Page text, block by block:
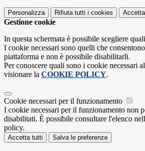
Personalizza Rifiuta tutti i cookies
Gestione cookie
In questa schermata è possibile scegliere
I cookie necessari sono quelli che
piattaforma e non è possibile disabilitarli.
Per conoscere quali sono i cookie necessari
visionare la COOKIE POLICY.
Cookie necessari per il funzionamento
I cookie necessari per il funzionamento non
disabilitati. È possibile consultare l'elenco
policy.
Accetta tutti Salva le preferenze